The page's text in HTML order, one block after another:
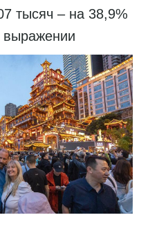
тысяч – на 38,9%